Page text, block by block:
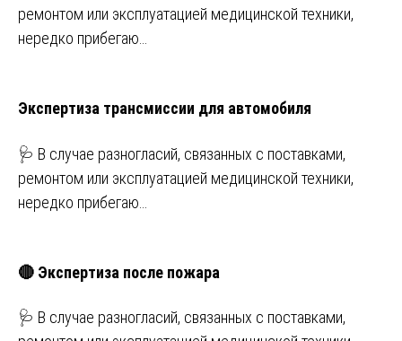
ремонтом или эксплуатацией медицинской техники,
нередко прибегаю…
Экспертиза трансмиссии для автомобиля
🩺 В случае разногласий, связанных с поставками,
ремонтом или эксплуатацией медицинской техники,
нередко прибегаю…
🔴 Экспертиза после пожара
🩺 В случае разногласий, связанных с поставками,